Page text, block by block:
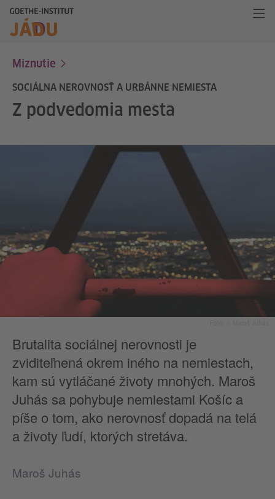
Miznutie
SOCIÁLNA NEROVNOSŤ A URBÁNNE NEMIESTA
Z podvedomia mesta
Brutalita sociálnej nerovnosti je
zviditeľnená okrem iného na nemiestach,
kam sú vytláčané životy mnohých. Maroš
Juhás sa pohybuje nemiestami Košíc a
píše o tom, ako nerovnosť dopadá na telá
a životy ľudí, ktorých stretáva.
Maroš Juhás